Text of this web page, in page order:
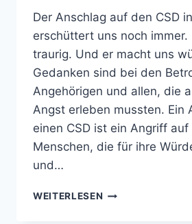
Der Anschlag auf den CSD
erschüttert uns noch immer.
traurig. Und er macht uns
Gedanken sind bei den
Angehörigen und allen, die
Angst erleben mussten. Ein
einen CSD ist ein Angriff auf
Menschen, die für ihre
und…
WEITERLESEN “NACH